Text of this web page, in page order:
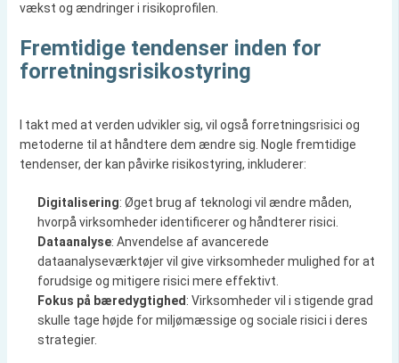
vækst og ændringer i risikoprofilen.
Fremtidige tendenser inden for
forretningsrisikostyring
I takt med at verden udvikler sig, vil også forretningsrisici og
metoderne til at håndtere dem ændre sig. Nogle fremtidige
tendenser, der kan påvirke risikostyring, inkluderer:
Digitalisering: Øget brug af teknologi vil ændre måden,
hvorpå virksomheder identificerer og håndterer risici.
Dataanalyse: Anvendelse af avancerede
dataanalyseværktøjer vil give virksomheder mulighed for at
forudsige og mitigere risici mere effektivt.
Fokus på bæredygtighed : Virksomheder vil i stigende grad
skulle tage højde for miljømæssige og sociale risici i deres
strategier.